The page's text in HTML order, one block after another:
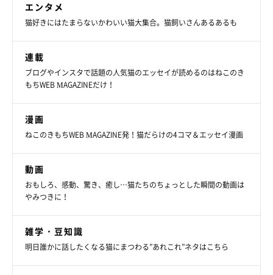
胸があるつくだにちゃんはそれを上手にかわしているのだとか。
「なかなか距離が縮まらない」とのことですが、嬉しい光景が見
られたことも。
一度だけ見たことがあり、思わず感動しました。今のところ大き
います」
エンタメ
猫好きにはたまらないかわいい猫大集合。猫飼いさんあるあるも
連載
ブログやインスタで話題の人気猫のエッセイが読めるのはねこのき
もちWEB MAGAZINEだけ！
漫画
ねこのきもちWEB MAGAZINE発！猫だらけの4コマ＆エッセイ漫画
動画
おもしろ、感動、驚き、癒し…猫たちのちょっとした瞬間の動画は
やみつきに！
雑学・豆知識
明日誰かに話したくなる猫にまつわる”あれこれ”ネタはこちら